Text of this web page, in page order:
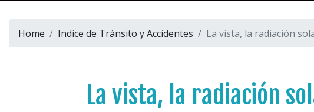
Home Indice de Tránsito y Accidentes La vista, la radiación
La vista, la radiación